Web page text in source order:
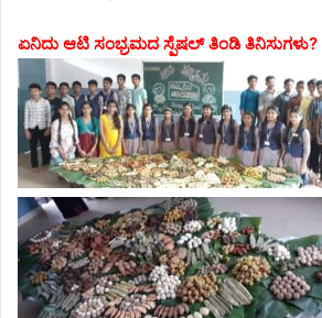
ಏನಿದು ಆಟಿ ಸಂಭ್ರಮದ ಸ್ಪೆಷಲ್ ತಿಂಡಿ ತಿನಿಸುಗಳು?